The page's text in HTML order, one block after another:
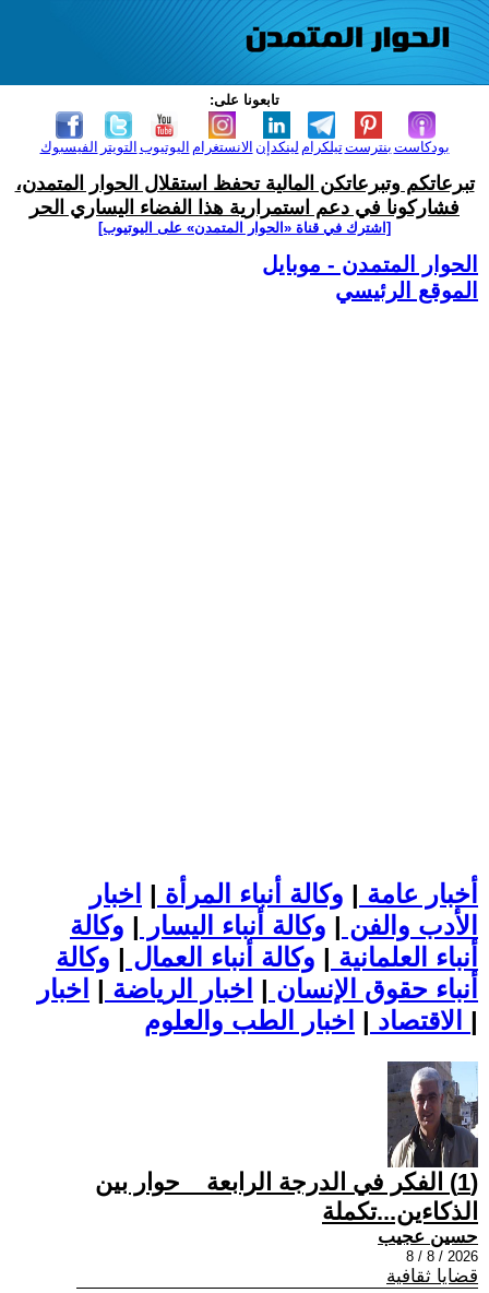
تابعونا على:
الفيسبوك التويتر اليوتيوب الانستغرام لينكدإن تيلكرامبنترست بودكاست
تبرعاتكم وتبرعاتكن المالية تحفظ استقلال الحوار المتمدن،
فشاركونا في دعم استمرارية هذا الفضاء اليساري الحر
[اشترك في قناة ‫«الحوار المتمدن» على اليوتيوب]
الحوار المتمدن - موبايل
الموقع الرئيسي
أخبار عامة | وكالة أنباء المرأة | اخبار
الأدب والفن | وكالة أنباء اليسار | وكالة
أنباء العلمانية | وكالة أنباء العمال | وكالة
أنباء حقوق الإنسان | اخبار الرياضة | اخبار
الاقتصاد | |
(1) الفكر في الدرجة الرابعة _ حوار بين
الذكاءين...تكملة
حسين عجيب
2026 / 8 / 8
قضايا ثقافية